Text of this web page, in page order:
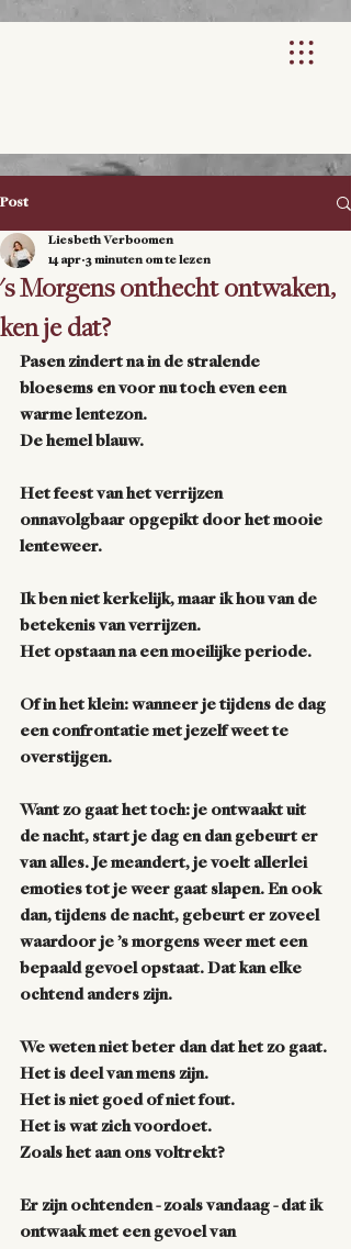
Post
's Morgens onthecht ontwaken,
ken je dat?
Liesbeth Verboomen
14 apr 3 minuten om te lezen
Pasen zindert na in de stralende
bloesems en voor nu toch even een
warme lentezon.
De hemel blauw.
Het feest van het verrijzen
onnavolgbaar opgepikt door het mooie
lenteweer.
Ik ben niet kerkelijk, maar ik hou van de
betekenis van verrijzen.
Het opstaan na een moeilijke periode.
Of in het klein: wanneer je tijdens de dag
een confrontatie met jezelf weet te
overstijgen.
Want zo gaat het toch: je ontwaakt uit
de nacht, start je dag en dan gebeurt er
van alles. Je meandert, je voelt allerlei
emoties tot je weer gaat slapen. En ook
dan, tijdens de nacht, gebeurt er zoveel
waardoor je ’s morgens weer met een
bepaald gevoel opstaat. Dat kan elke
ochtend anders zijn.
We weten niet beter dan dat het zo gaat.
Het is deel van mens zijn.
Het is niet goed of niet fout.
Het is wat zich voordoet.
Zoals het aan ons voltrekt?
Er zijn ochtenden - zoals vandaag - dat ik
ontwaak met een gevoel van